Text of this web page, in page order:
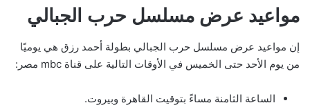
مواعيد عرض مسلسل حرب الجبالي
إن مواعيد عرض مسلسل حرب الجبالي بطولة أحمد رزق هي يوميًا
من يوم الأحد حتى الخميس في الأوقات التالية على قناة mbc مصر:
الساعة الثامنة مساءً بتوقيت القاهرة وبيروت.